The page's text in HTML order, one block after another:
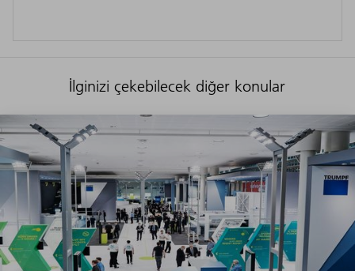
İlginizi çekebilecek diğer konular